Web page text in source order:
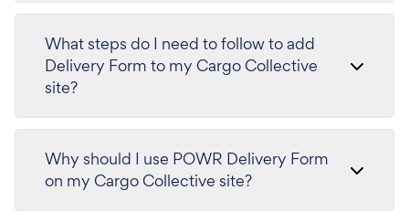
What steps do I need to follow to add
Delivery Form to my Cargo Collective
site?
Why should I use POWR Delivery Form
on my Cargo Collective site?